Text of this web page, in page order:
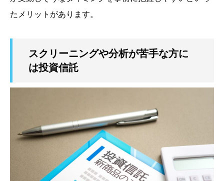
たメリットがあります。
スクリーニングや分析が苦手な方に
は投資信託